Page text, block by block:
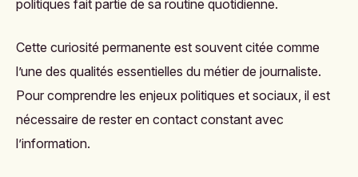
politiques fait partie de sa routine quotidienne.
Cette curiosité permanente est souvent citée comme
l’une des qualités essentielles du métier de journaliste.
Pour comprendre les enjeux politiques et sociaux, il est
nécessaire de rester en contact constant avec
l’information.